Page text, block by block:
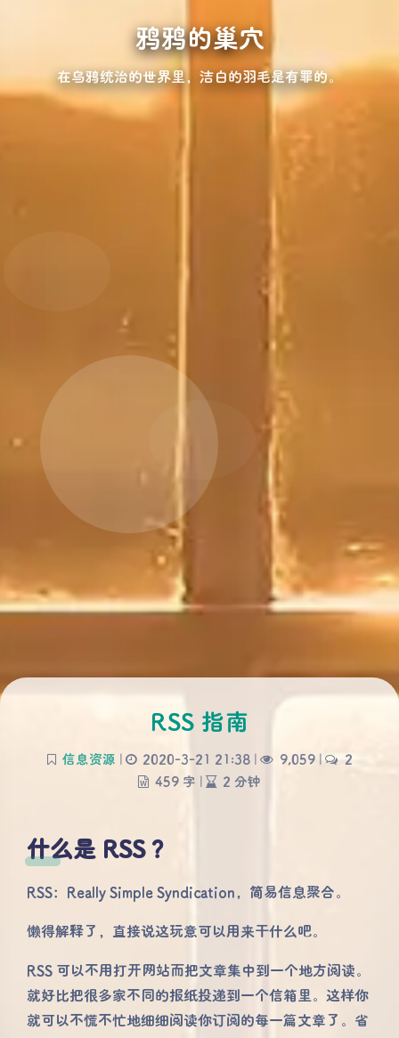
鸦鸦的巢穴
在乌鸦统治的世界里，洁白的羽毛是有罪的。
RSS 指南
信息资源 | 2020-3-21 21:38 | 9,059 |
2
459 字 | 2 分钟
什么是 RSS ？
RSS：Really Simple Syndication，简易信息聚合。
懒得解释了，直接说这玩意可以用来干什么吧。
RSS 可以不用打开网站而把文章集中到一个地方阅读。
就好比把很多家不同的报纸投递到一个信箱里。这样你
就可以不慌不忙地细细阅读你订阅的每一篇文章了。省